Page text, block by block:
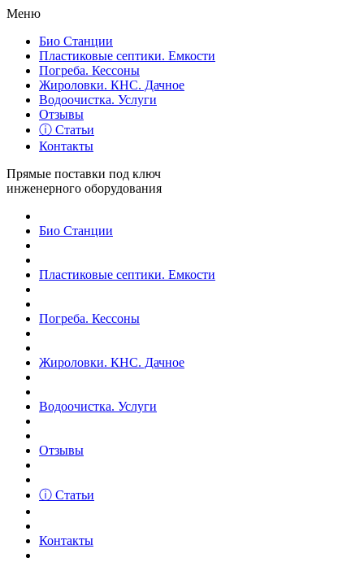
Меню
Био Станции
Пластиковые септики. Емкости
Погреба. Кессоны
Жироловки. КНС. Дачное
Водоочистка. Услуги
Отзывы
ⓘ Статьи
Контакты
Прямые поставки под ключ
инженерного оборудования
Био Станции
Пластиковые септики. Емкости
Погреба. Кессоны
Жироловки. КНС. Дачное
Водоочистка. Услуги
Отзывы
ⓘ Статьи
Контакты